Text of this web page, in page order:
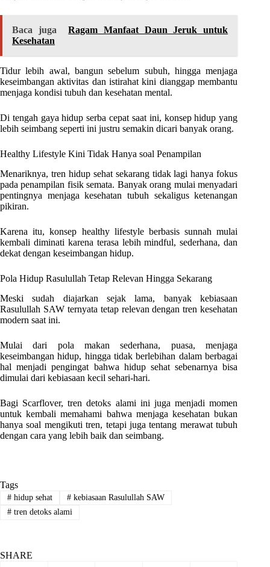
Baca juga
Ragam Manfaat Daun Jeruk untuk
Kesehatan
Tidur lebih awal, bangun sebelum subuh, hingga menjaga
keseimbangan aktivitas dan istirahat kini dianggap membantu
menjaga kondisi tubuh dan kesehatan mental.
Di tengah gaya hidup serba cepat saat ini, konsep hidup yang
lebih seimbang seperti ini justru semakin dicari banyak orang.
Healthy Lifestyle Kini Tidak Hanya soal Penampilan
Menariknya, tren hidup sehat sekarang tidak lagi hanya fokus
pada penampilan fisik semata. Banyak orang mulai menyadari
pentingnya menjaga kesehatan tubuh sekaligus ketenangan
pikiran.
Karena itu, konsep healthy lifestyle berbasis sunnah mulai
kembali diminati karena terasa lebih mindful, sederhana, dan
dekat dengan keseimbangan hidup.
Pola Hidup Rasulullah Tetap Relevan Hingga Sekarang
Meski sudah diajarkan sejak lama, banyak kebiasaan
Rasulullah SAW ternyata tetap relevan dengan tren kesehatan
modern saat ini.
Mulai dari pola makan sederhana, puasa, menjaga
keseimbangan hidup, hingga tidak berlebihan dalam berbagai
hal menjadi pengingat bahwa hidup sehat sebenarnya bisa
dimulai dari kebiasaan kecil sehari-hari.
Bagi Scarflover, tren detoks alami ini juga menjadi momen
untuk kembali memahami bahwa menjaga kesehatan bukan
hanya soal mengikuti tren, tetapi juga tentang merawat tubuh
dengan cara yang lebih baik dan seimbang.
Tags
#hidup sehat #kebiasaan Rasulullah SAW
#tren detoks alami
SHARE